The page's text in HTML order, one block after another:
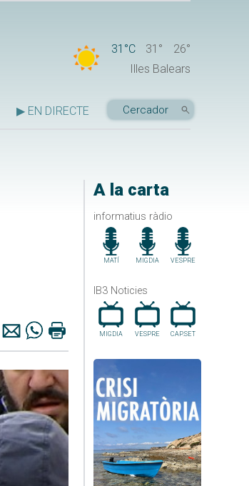
31°C 31°
26°
Illes Balears
▶ EN DIRECTE
A la carta
informatius ràdio
MATÍ MIGDIA VESPRE
IB3 Noticies
MIGDIA VESPRE CAP.SET